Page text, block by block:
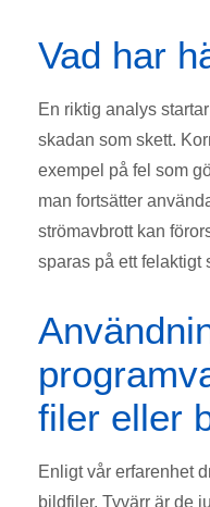
Vad har
En riktig analys
skadan som skett.
exempel på fel som
man fortsätter
strömavbrott kan
sparas på ett felaktigt
filer eller
Enligt vår erfarenhet
bildfiler. Tyvärr är de